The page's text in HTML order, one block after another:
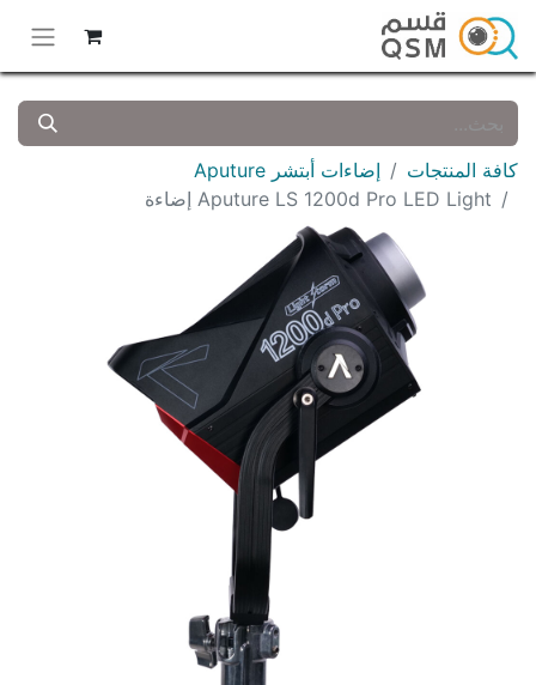
كافة المنتجات
إضاءات أبتشر Aputure
Aputure LS 1200d Pro LED Light إضاءة